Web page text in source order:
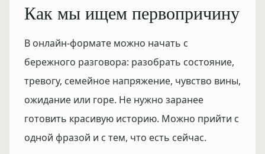
Как мы ищем первопричину
В онлайн-формате можно начать с
бережного разговора: разобрать состояние,
тревогу, семейное напряжение, чувство вины,
ожидание или горе. Не нужно заранее
готовить красивую историю. Можно прийти с
одной фразой и с тем, что есть сейчас.